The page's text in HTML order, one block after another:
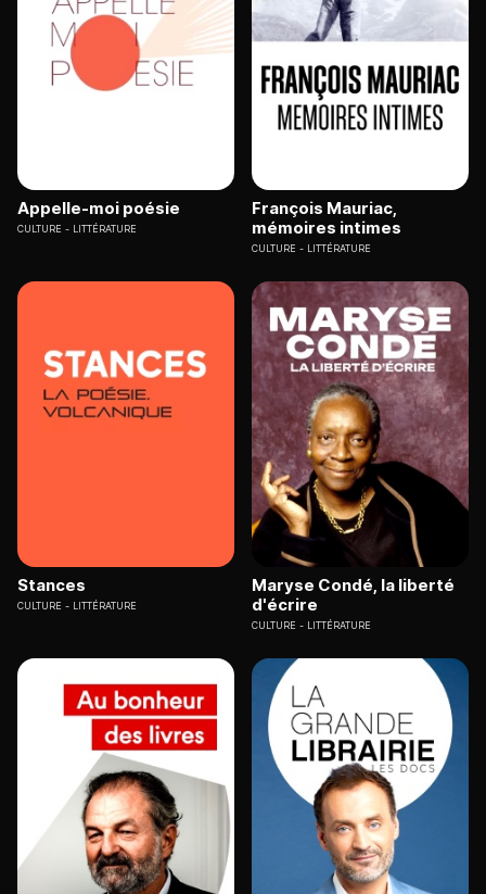
Appelle-moi poésie
CULTURE LITTÉRATURE
François Mauriac,
mémoires intimes
CULTURE LITTÉRATURE
Stances
CULTURE LITTÉRATURE
Maryse Condé, la liberté
d'écrire
CULTURE LITTÉRATURE